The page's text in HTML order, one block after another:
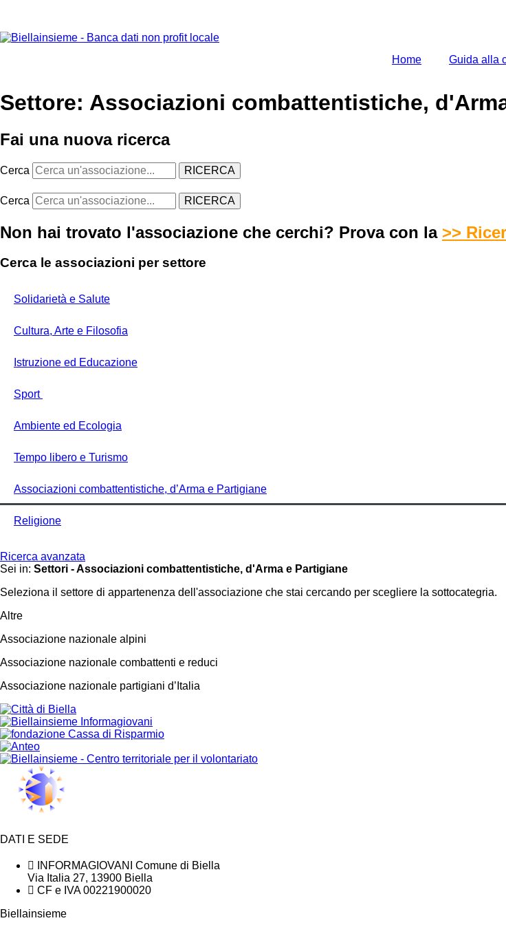
Home Guida alla
Settore: Associazioni combattentistiche,
Fai una nuova ricerca
Cerca RICERCA
Cerca RICERCA
Non hai trovato l'associazione che cerchi? Prova con la >>
Cerca le associazioni per settore
Solidarietà e Salute
Cultura, Arte e Filosofia
Istruzione ed Educazione
Sport
Ambiente ed Ecologia
Tempo libero e Turismo
Associazioni combattentistiche, d’Arma e Partigiane
Religione
Ricerca avanzata
Sei in: Settori - Associazioni combattentistiche, d'Arma e Partigiane
Seleziona il settore di appartenenza dell'associazione che stai cercando per scegliere la sottocategria.
Altre
Associazione nazionale alpini
Associazione nazionale combattenti e reduci
Associazione nazionale partigiani d’Italia
DATI E SEDE
INFORMAGIOVANI Comune di Biella
Via Italia 27, 13900 Biella
CF e IVA 00221900020
Biellainsieme